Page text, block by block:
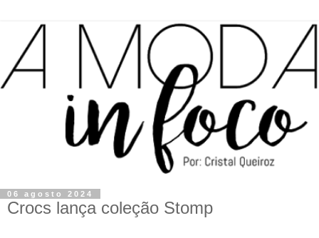
06 agosto 2024
Crocs lança coleção Stomp